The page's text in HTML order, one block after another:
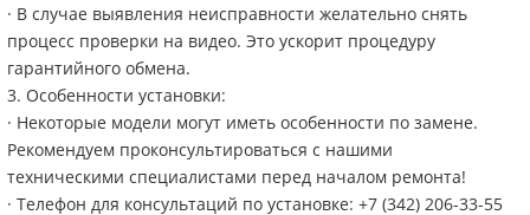
· В случае выявления неисправности желательно снять
процесс проверки на видео. Это ускорит процедуру
гарантийного обмена.
3. Особенности установки:
· Некоторые модели могут иметь особенности по замене.
Рекомендуем проконсультироваться с нашими
техническими специалистами перед началом ремонта!
· Телефон для консультаций по установке: +7 (342) 206-33-55